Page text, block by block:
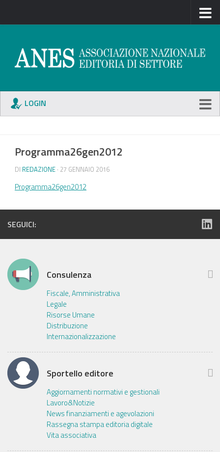
LOGIN
Programma26gen2012
DI REDAZIONE · 27 GENNAIO 2016
Programma26gen2012
SEGUICI:
Consulenza
Fiscale, Amministrativa
Legale
Risorse Umane
Distribuzione
Internazionalizzazione
Sportello editore
Aggiornamenti normativi e gestionali
Lavoro&Notizie
News finanziamenti e agevolazioni
Rassegna stampa editoria digitale
Vita associativa